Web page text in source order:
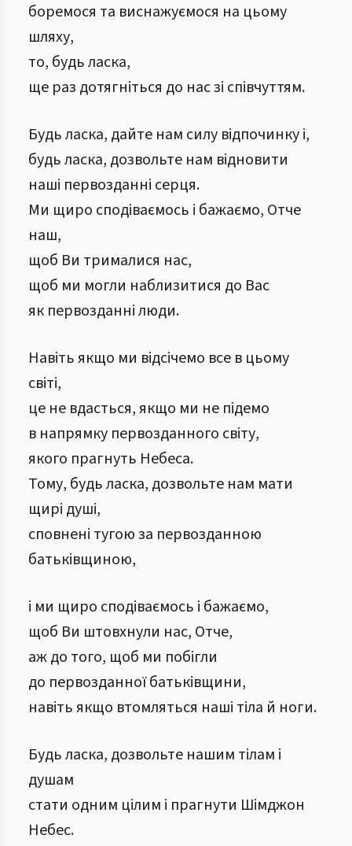
боремося та виснажуємося на цьому
шляху,
то, будь ласка,
ще раз дотягніться до нас зі співчуттям.
Будь ласка, дайте нам силу відпочинку і,
будь ласка, дозвольте нам відновити
наші первозданні серця.
Ми щиро сподіваємось і бажаємо, Отче
наш,
щоб Ви трималися нас,
щоб ми могли наблизитися до Вас
як первозданні люди.
Навіть якщо ми відсічемо все в цьому
світі,
це не вдасться, якщо ми не підемо
в напрямку первозданного світу,
якого прагнуть Небеса.
Тому, будь ласка, дозвольте нам мати
щирі душі,
сповнені тугою за первозданною
батьківщиною,
і ми щиро сподіваємось і бажаємо,
щоб Ви штовхнули нас, Отче,
аж до того, щоб ми побігли
до первозданної батьківщини,
навіть якщо втомляться наші тіла й ноги.
Будь ласка, дозвольте нашим тілам і
душам
стати одним цілим і прагнути Шімджон
Небес.